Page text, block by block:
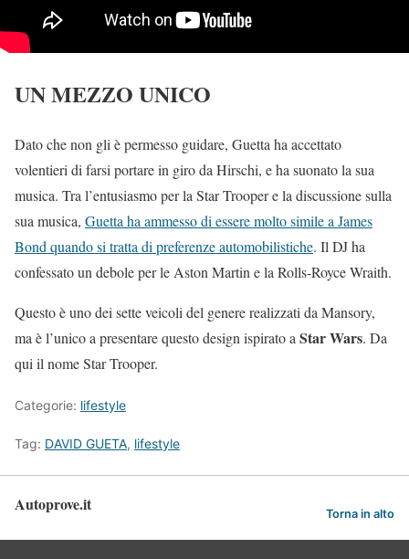
UN MEZZO UNICO
Dato che non gli è permesso guidare, Guetta ha accettato
volentieri di farsi portare in giro da Hirschi, e ha suonato la sua
musica. Tra l’entusiasmo per la Star Trooper e la discussione sulla
sua musica, Guetta ha ammesso di essere molto simile a James
Bond quando si tratta di preferenze automobilistiche. Il DJ ha
confessato un debole per le Aston Martin e la Rolls-Royce Wraith.
Questo è uno dei sette veicoli del genere realizzati da Mansory,
ma è l’unico a presentare questo design ispirato a Star Wars. Da
qui il nome Star Trooper.
Categorie: lifestyle
Tag: DAVID GUETA, lifestyle
Autoprove.it Torna in alto